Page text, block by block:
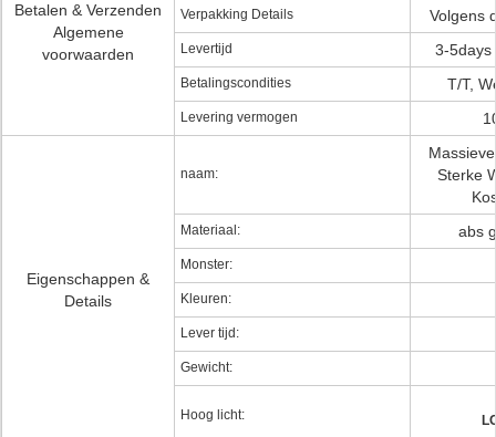
Betalen & Verzenden
Algemene
voorwaarden
Verpakking Details Volgens
Levertijd 3-5days
Betalingscondities T/T,
Levering vermogen
Eigenschappen &
Details
naam:
Sterke
Materiaal: abs
Monster:
Kleuren:
Lever tijd:
Gewicht:
Hoog licht: